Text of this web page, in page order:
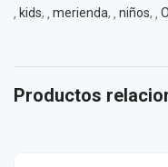
kids, merienda, niños,
Productos